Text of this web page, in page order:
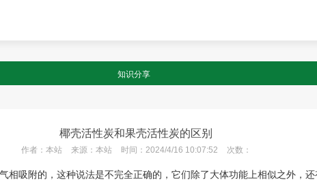
知识分享
椰壳活性炭和果壳活性炭的区别
作者： 本站 来源： 本站 时间： 2024/4/16 10:07:52 次数：
吸附的，这种说法是不完全正确的，它们除了大体功能上相似之外，还